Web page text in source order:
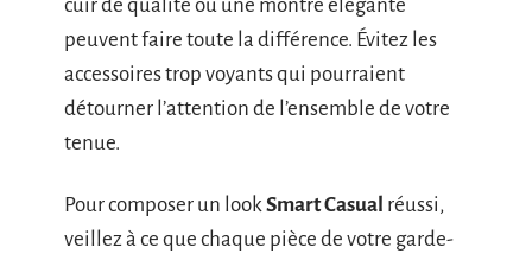
cuir de qualité ou une montre élégante
peuvent faire toute la différence. Évitez les
accessoires trop voyants qui pourraient
détourner l’attention de l’ensemble de votre
tenue.
Pour composer un look Smart Casual réussi,
veillez à ce que chaque pièce de votre garde-